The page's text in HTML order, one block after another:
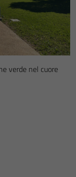
verde nel cuore